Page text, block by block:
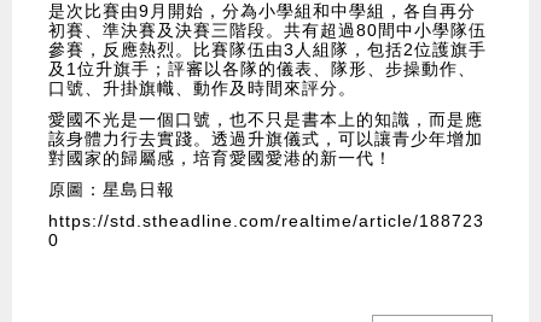
是次比賽由9月開始，分為小學組和中學組，各自再分
初賽、準決賽及決賽三階段。共有超過80間中小學隊伍
參賽，反應熱烈。比賽隊伍由3人組隊，包括2位護旗手
及1位升旗手；評審以各隊的儀表、隊形、步操動作、
口號、升掛旗幟、動作及時間來評分。
愛國不光是一個口號，也不只是書本上的知識，而是應
該身體力行去實踐。透過升旗儀式，可以讓青少年增加
對國家的歸屬感，培育愛國愛港的新一代！
原圖：星島日報
https://std.stheadline.com/realtime/article/188723
0